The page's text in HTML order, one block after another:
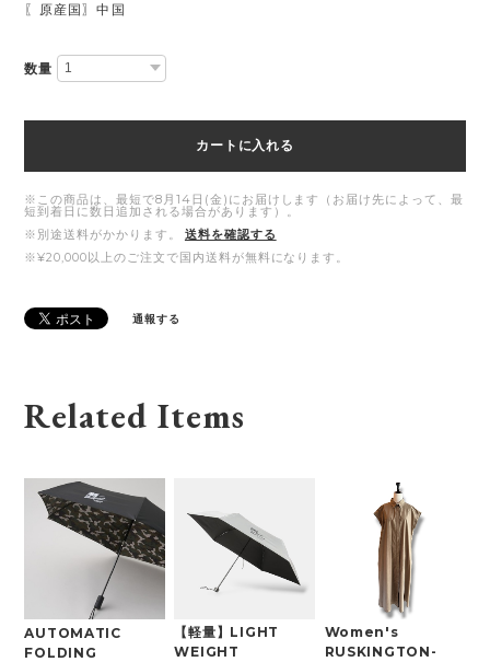
〖原産国〗中国
数量
カートに入れる
※この商品は、最短で8月14日(金)にお届けします（お届け先によって、最
短到着日に数日追加される場合があります）。
※別途送料がかかります。
送料を確認する
※¥20,000以上のご注文で国内送料が無料になります。
通報する
Related Items
AUTOMATIC
FOLDING
【軽量】LIGHT
WEIGHT
Women's
RUSKINGTON-